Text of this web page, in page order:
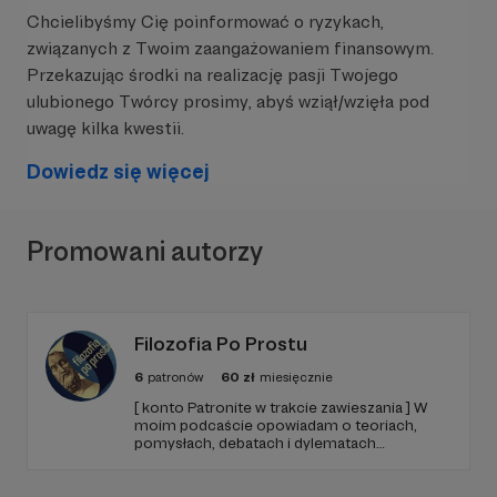
W tym miejscu powinna być zewnętrzna
Aby zobaczyć treść musisz zmienić ustawienia
Chcielibyśmy Cię poinformować o ryzykach,
związanych z Twoim zaangażowaniem finansowym.
Przekazując środki na realizację pasji Twojego
ulubionego Twórcy prosimy, abyś wziął/wzięła pod
uwagę kilka kwestii.
Dowiedz się więcej
Promowani autorzy
Filozofia Po Prostu
6 patronów 60 zł miesięcznie
[ konto Patronite w trakcie zawieszania ] W
moim podcaście opowiadam o teoriach,
pomysłach, debatach i dylematach